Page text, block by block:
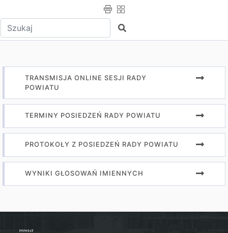
Wpisz tekst do wyszukania Szukaj
TRANSMISJA ONLINE SESJI RADY
POWIATU
TERMINY POSIEDZEŃ RADY POWIATU
PROTOKOŁY Z POSIEDZEŃ RADY POWIATU
WYNIKI GŁOSOWAŃ IMIENNYCH